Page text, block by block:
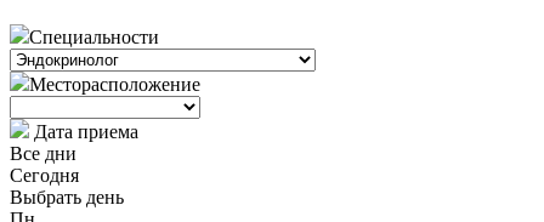
Специальности
Месторасположение
Дата приема
Все дни
Сегодня
Выбрать день